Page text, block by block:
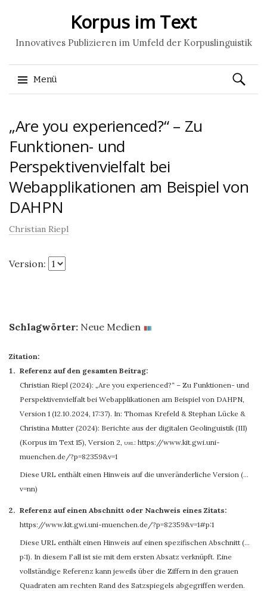
Korpus im Text
Innovatives Publizieren im Umfeld der Korpuslinguistik
Menü
zum
Suchen
nach:
„Are you experienced?“ – Zu
Funktionen- und
Perspektivenvielfalt bei
Webapplikationen am Beispiel von
DAHPN
Christian Riepl
Version:
Schlagwörter: Neue Medien
Zitation:
Referenz auf den gesamten Beitrag:
Christian Riepl (2024): „Are you experienced?“ – Zu Funktionen- und
Perspektivenvielfalt bei Webapplikationen am Beispiel von DAHPN,
Version 1 (12.10.2024, 17:37). In: Thomas Krefeld & Stephan Lücke &
Christina Mutter (2024): Berichte aus der digitalen Geolinguistik (III)
(Korpus im Text 15), Version 2, url: https://www.kit.gwi.uni-
muenchen.de/?p=82359&v=1
Diese URL enthält einen Hinweis auf die unveränderliche Version (…
v=nn)
Referenz auf einen Abschnitt oder Nachweis eines Zitats:
https://www.kit.gwi.uni-muenchen.de/?p=82359&v=1#p:1
Diese URL enthält einen Hinweis auf einen spezifischen Abschnitt (…
p:1). In diesem Fall ist sie mit dem ersten Absatz verknüpft. Eine
vollständige Referenz kann jeweils über die Ziffern in den grauen
Quadraten am rechten Rand des Satzspiegels abgegriffen werden.